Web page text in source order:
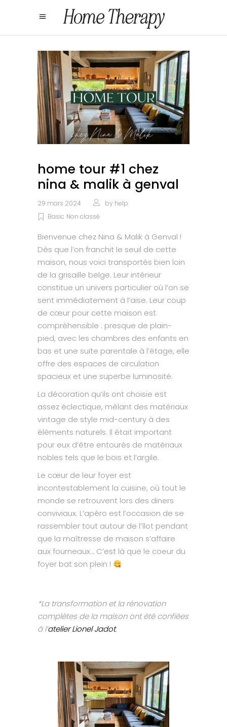
home tour #1 chez
nina & malik à genval
29 mars 2024 by help
Basic Non classé
Bienvenue chez Nina & Malik à Genval !
Dès que l’on franchit le seuil de cette
maison, nous voici transportés bien loin
de la grisaille belge. Leur intérieur
constitue un univers particulier où l’on se
sent immédiatement à l’aise. Leur coup
de cœur pour cette maison est
compréhensible : presque de plain-
pied, avec les chambres des enfants en
bas et une suite parentale à l’étage, elle
offre des espaces de circulation
spacieux et une superbe luminosité.
La décoration qu’ils ont choisie est
assez éclectique, mêlant des matériaux
vintage de style mid-century à des
éléments naturels. Il était important
pour eux d’être entourés de matériaux
nobles tels que le bois et l’argile.
Le cœur de leur foyer est
incontestablement la cuisine, où tout le
monde se retrouvent lors des diners
conviviaux. L’apéro est l’occasion de se
rassembler tout autour de l’îlot pendant
que la maîtresse de maison s’affaire
aux fourneaux… C’est là que le coeur du
foyer bat son plein !
*La transformation et la rénovation
complètes de la maison ont été confiées
à l’atelier Lionel Jadot.